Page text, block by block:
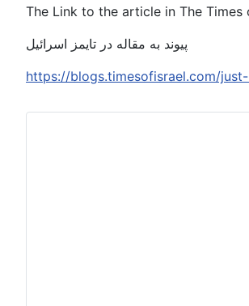
The Link to the article in The Times
پیوند به مقاله در تایمز اسرائیل
https://blogs.timesofisrael.com/